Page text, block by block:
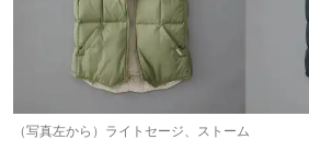
（写真左から）ライトセージ、ストーム